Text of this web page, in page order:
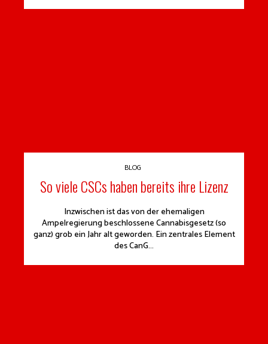
BLOG
So viele CSCs haben bereits ihre Lizenz
Inzwischen ist das von der ehemaligen
Ampelregierung beschlossene Cannabisgesetz (so
ganz) grob ein Jahr alt geworden. Ein zentrales Element
des CanG...